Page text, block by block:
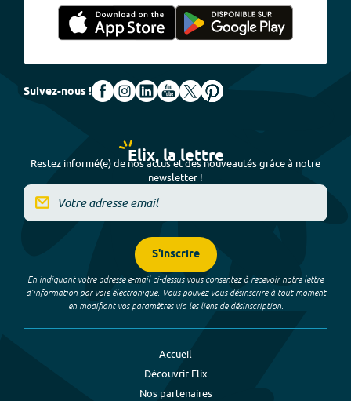
Suivez-nous !
Elix, la lettre
Restez informé(e) de nos actus et des nouveautés grâce à notre
newsletter !
S'inscrire
En indiquant votre adresse e-mail ci-dessus vous consentez à recevoir notre lettre
d’information par voie électronique. Vous pouvez vous désinscrire à tout moment
en modifiant vos paramètres via les liens de désinscription.
Accueil
Découvrir Elix
Nos partenaires